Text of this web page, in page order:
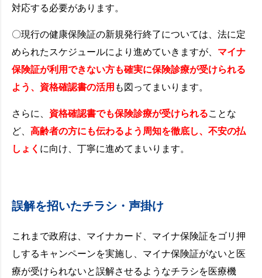
対応する必要があります。
〇現行の健康保険証の新規発行終了については、法に定
められたスケジュールにより進めていきますが、 マイナ
保険証が利用できない方も確実に保険診療が受けられる
よう、資格確認書の活用 も図ってまいります。
さらに、 資格確認書でも保険診療が受けられることな
ど、 高齢者の方にも伝わるよう周知を徹底し、不安の払
しょく に向け、丁寧に進めてまいります。
誤解を招いたチラシ・声掛け
これまで政府は、マイナカード、マイナ保険証をゴリ押
しするキャンペーンを実施し、マイナ保険証がないと医
療が受けられないと誤解させるようなチラシを医療機